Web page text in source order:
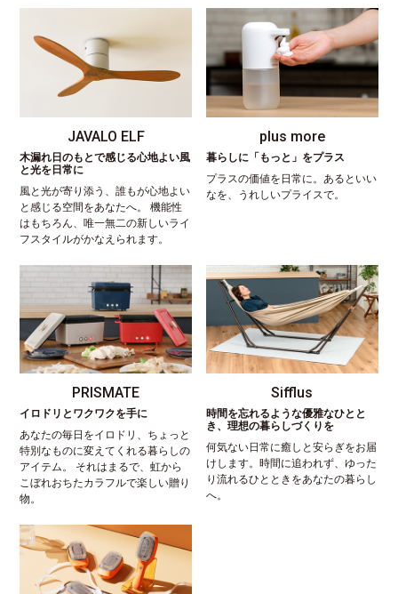
JAVALO ELF
木漏れ日のもとで感じる心地よい風
と光を日常に
風と光が寄り添う、誰もが心地よい
と感じる空間をあなたへ。 機能性
はもちろん、唯一無二の新しいライ
フスタイルがかなえられます。
plus more
暮らしに「もっと」をプラス
プラスの価値を日常に。あるといい
なを、うれしいプライスで。
PRISMATE
イロドリとワクワクを手に
あなたの毎日をイロドリ、ちょっと
特別なものに変えてくれる暮らしの
アイテム。 それはまるで、虹から
こぼれおちたカラフルで楽しい贈り
物。
Sifflus
時間を忘れるような優雅なひとと
き、理想の暮らしづくりを
何気ない日常に癒しと安らぎをお届
けします。時間に追われず、ゆった
り流れるひとときをあなたの暮らし
へ。